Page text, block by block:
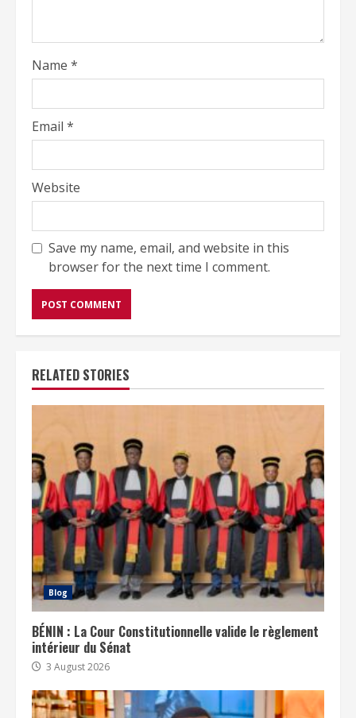
Name *
Email *
Website
Save my name, email, and website in this
browser for the next time I comment.
RELATED STORIES
Blog
BÉNIN : La Cour Constitutionnelle valide le règlement
intérieur du Sénat
3 August 2026